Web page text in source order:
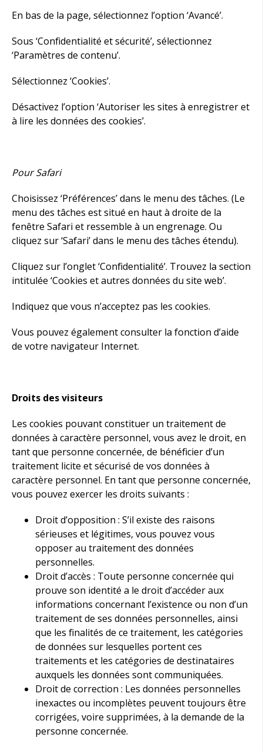
En bas de la page, sélectionnez l’option ‘Avancé’.
Sous ‘Confidentialité et sécurité’, sélectionnez
‘Paramètres de contenu’.
Sélectionnez ‘Cookies’.
Désactivez l’option ‘Autoriser les sites à enregistrer et
à lire les données des cookies’.
Pour Safari
Choisissez ‘Préférences’ dans le menu des tâches. (Le
menu des tâches est situé en haut à droite de la
fenêtre Safari et ressemble à un engrenage. Ou
cliquez sur ‘Safari’ dans le menu des tâches étendu).
Cliquez sur l’onglet ‘Confidentialité’. Trouvez la section
intitulée ‘Cookies et autres données du site web’.
Indiquez que vous n’acceptez pas les cookies.
Vous pouvez également consulter la fonction d’aide
de votre navigateur Internet.
Droits des visiteurs
Les cookies pouvant constituer un traitement de
données à caractère personnel, vous avez le droit, en
tant que personne concernée, de bénéficier d’un
traitement licite et sécurisé de vos données à
caractère personnel. En tant que personne concernée,
vous pouvez exercer les droits suivants :
Droit d’opposition : S’il existe des raisons
sérieuses et légitimes, vous pouvez vous
opposer au traitement des données
personnelles.
Droit d’accès : Toute personne concernée qui
prouve son identité a le droit d’accéder aux
informations concernant l’existence ou non d’un
traitement de ses données personnelles, ainsi
que les finalités de ce traitement, les catégories
de données sur lesquelles portent ces
traitements et les catégories de destinataires
auxquels les données sont communiquées.
Droit de correction : Les données personnelles
inexactes ou incomplètes peuvent toujours être
corrigées, voire supprimées, à la demande de la
personne concernée.